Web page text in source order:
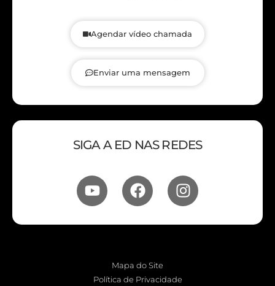
Agendar vídeo chamada
Enviar uma mensagem
SIGA A ED NAS REDES
Mapa do Site
Política de Privacidade